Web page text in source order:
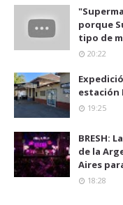
porque
tipo de
20:22
estación
19:25
BRESH:
de la
Aires
18:28